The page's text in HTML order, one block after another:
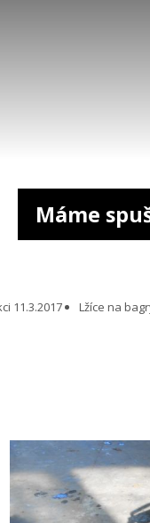
Máme
11.3.2017 Lžíce na